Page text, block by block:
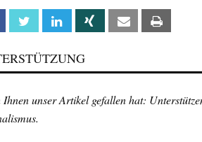
Facebook Twitter Linkedin Xing Email
Ihnen unser Artikel gefallen hat: